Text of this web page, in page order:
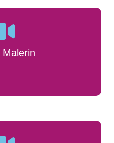
Malerin